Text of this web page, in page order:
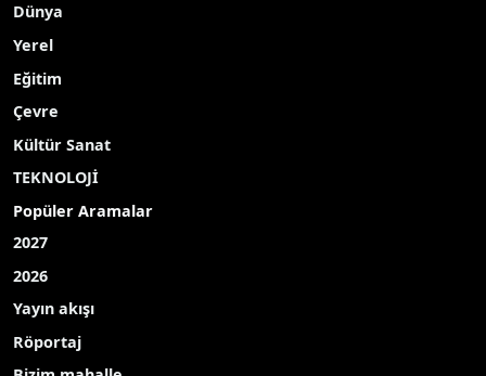
Dünya
Yerel
Eğitim
Çevre
Kültür Sanat
TEKNOLOJİ
Popüler Aramalar
2027
2026
Yayın akışı
Röportaj